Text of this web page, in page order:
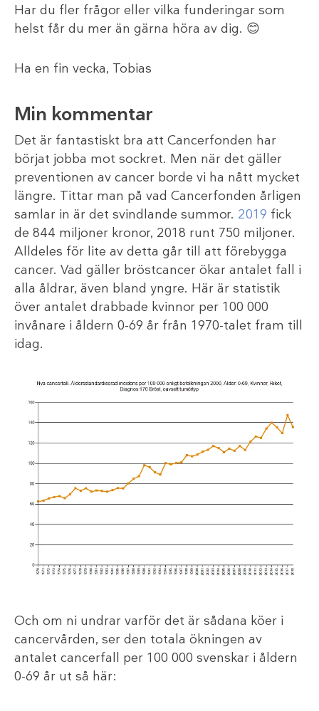
Har du fler frågor eller vilka funderingar som
helst får du mer än gärna höra av dig. 😊
Ha en fin vecka, Tobias
Min kommentar
Det är fantastiskt bra att Cancerfonden har
börjat jobba mot sockret. Men när det gäller
preventionen av cancer borde vi ha nått mycket
längre. Tittar man på vad Cancerfonden årligen
samlar in är det svindlande summor. 2019 fick
de 844 miljoner kronor, 2018 runt 750 miljoner.
Alldeles för lite av detta går till att förebygga
cancer. Vad gäller bröstcancer ökar antalet fall i
alla åldrar, även bland yngre. Här är statistik
över antalet drabbade kvinnor per 100 000
invånare i åldern 0-69 år från 1970-talet fram till
idag.
Och om ni undrar varför det är sådana köer i
cancervården, ser den totala ökningen av
antalet cancerfall per 100 000 svenskar i åldern
0-69 år ut så här: